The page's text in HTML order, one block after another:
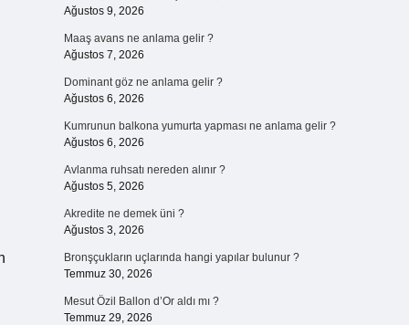
Ağustos 9, 2026
Maaş avans ne anlama gelir ?
Ağustos 7, 2026
Dominant göz ne anlama gelir ?
Ağustos 6, 2026
Kumrunun balkona yumurta yapması ne anlama gelir ?
Ağustos 6, 2026
Avlanma ruhsatı nereden alınır ?
Ağustos 5, 2026
Akredite ne demek üni ?
Ağustos 3, 2026
Bronşçukların uçlarında hangi yapılar bulunur ?
Temmuz 30, 2026
Mesut Özil Ballon d’Or aldı mı ?
Temmuz 29, 2026